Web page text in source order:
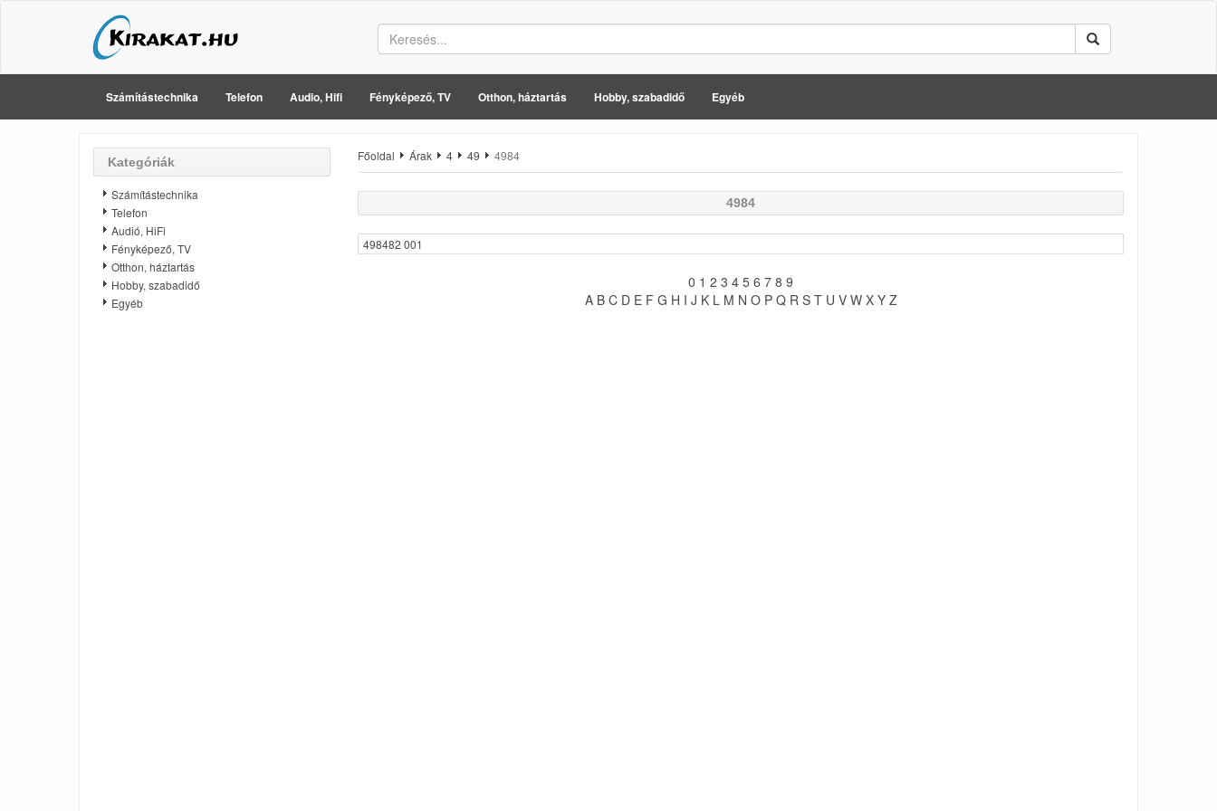
Számítástechnika Telefon Audio, Hifi Fényképező, TV Otthon, háztartás Hobby, szabadidő Egyéb
Kategóriák
Számítástechnika
Telefon
Audió, HiFi
Fényképező, TV
Otthon, háztartás
Hobby, szabadidő
Egyéb
Főoldal Árak 4 49 4984
4984
498482 001
0 1 2 3 4 5 6 7 8 9
A B C D E F G H I J K L M N O P Q R S T U V W X Y Z